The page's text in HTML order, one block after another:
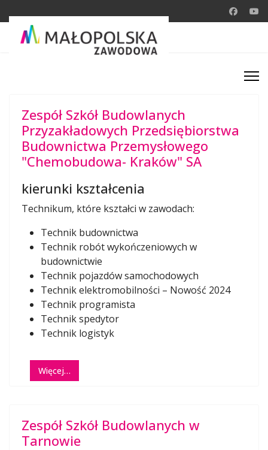
Zespół Szkół Budowlanych
Przyzakładowych Przedsiębiorstwa
Budownictwa Przemysłowego
"Chemobudowa- Kraków" SA
kierunki kształcenia
Technikum, które kształci w zawodach:
Technik budownictwa
Technik robót wykończeniowych w
budownictwie
Technik pojazdów samochodowych
Technik elektromobilności – Nowość 2024
Technik programista
Technik spedytor
Technik logistyk
Więcej…
Zespół Szkół Budowlanych w
Tarnowie